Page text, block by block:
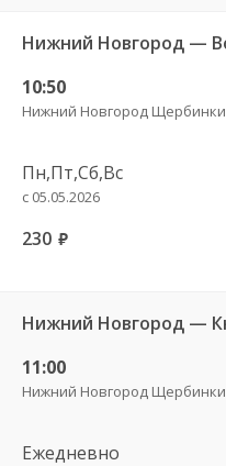
Нижний Новгород —
10:50
Нижний Новгород Щербинки
Пн,Пт,Сб,Вс
с 05.05.2026
230 руб.
Нижний Новгород —
11:00
Нижний Новгород Щербинки
Ежедневно